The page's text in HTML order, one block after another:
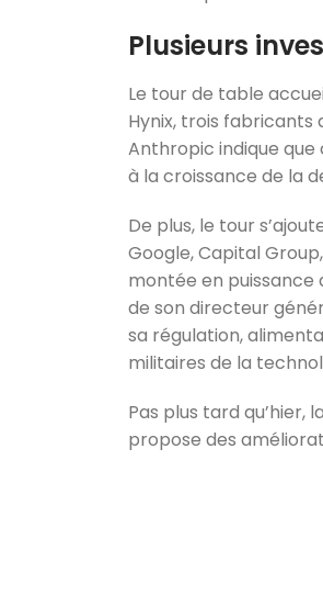
Plusieurs
Le tour de table
Hynix, trois fabricants
Anthropic indique
à la croissance de la
De plus, le tour
Google, Capital
montée en puissance
de son directeur
sa régulation,
militaires de la
Pas plus tard qu’hier,
propose des